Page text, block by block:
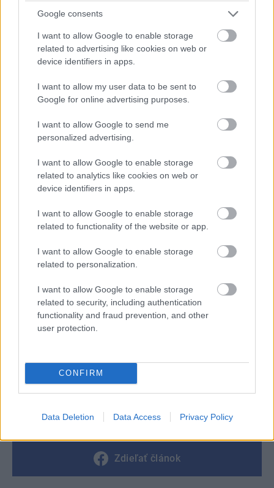
Google consents
I want to allow Google to enable storage
related to advertising like cookies on web or
device identifiers in apps.
I want to allow my user data to be sent to
Google for online advertising purposes.
I want to allow Google to send me
personalized advertising.
I want to allow Google to enable storage
related to analytics like cookies on web or
device identifiers in apps.
I want to allow Google to enable storage
related to functionality of the website or app.
I want to allow Google to enable storage
related to personalization.
I want to allow Google to enable storage
related to security, including authentication
functionality and fraud prevention, and other
user protection.
CONFIRM
Data Deletion Data Access Privacy Policy
Sabína Zavarská
Foto: Helena Línová + Vítězslav Kůstka
Kategória: Návšteva
minimalizmus
Zdieľať článok